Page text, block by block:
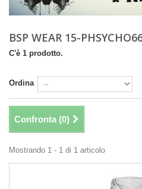
BSP WEAR 15-
C'è 1 prodotto.
Ordina
Confronta (0)
Mostrando 1 - 1 di 1 articolo